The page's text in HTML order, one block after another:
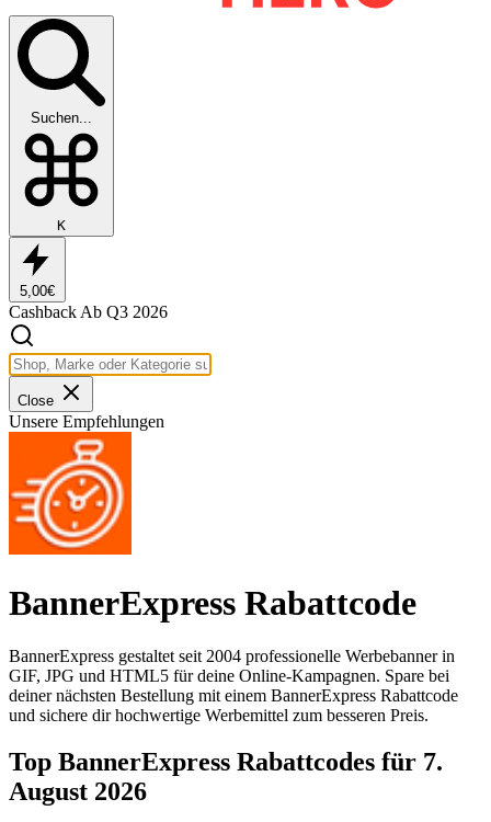
Suchen...
K
5,00€
CashbackAb Q3 2026
Close
Unsere Empfehlungen
BannerExpress Rabattcode
BannerExpress gestaltet seit 2004 professionelle Werbebanner in
GIF, JPG und HTML5 für deine Online-Kampagnen. Spare bei
deiner nächsten Bestellung mit einem BannerExpress Rabattcode
und sichere dir hochwertige Werbemittel zum besseren Preis.
Top BannerExpress Rabattcodes für 7.
August 2026